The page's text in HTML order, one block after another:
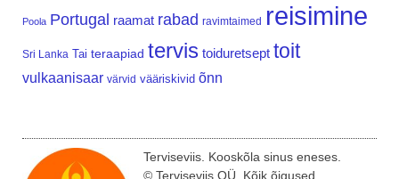
Poola Portugal raamat rabad ravimtaimed reisimine
Sri Lanka Tai teraapiad tervis toiduretsept toit
vulkaanisaar värvid vääriskivid õnn
Terviseviis. Kooskõla sinus eneses.
© Terviseviis OÜ. Kõik õigused